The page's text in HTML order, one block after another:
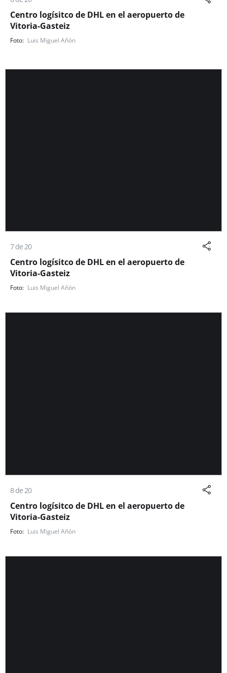
Centro logísitco de DHL en el aeropuerto de
Vitoria-Gasteiz
Luis Miguel Añón
7 de 20
Centro logísitco de DHL en el aeropuerto de
Vitoria-Gasteiz
Luis Miguel Añón
8 de 20
Centro logísitco de DHL en el aeropuerto de
Vitoria-Gasteiz
Luis Miguel Añón